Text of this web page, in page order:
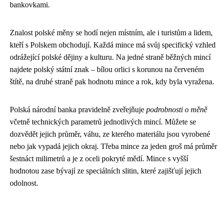
bankovkami.
Znalost polské měny se hodí nejen místním, ale i turistům a lidem,
kteří s Polskem obchodují. Každá mince má svůj specifický vzhled
odrážející polské dějiny a kulturu. Na jedné straně běžných mincí
najdete polský státní znak – bílou orlici s korunou na červeném
štítě, na druhé straně pak hodnotu mince a rok, kdy byla vyražena.
Polská národní banka pravidelně zveřejňuje podrobnosti o měně
včetně technických parametrů jednotlivých mincí. Můžete se
dozvědět jejich průměr, váhu, ze kterého materiálu jsou vyrobené
nebo jak vypadá jejich okraj. Třeba mince za jeden groš má průměr
šestnáct milimetrů a je z oceli pokryté mědí. Mince s vyšší
hodnotou zase bývají ze speciálních slitin, které zajišťují jejich
odolnost.